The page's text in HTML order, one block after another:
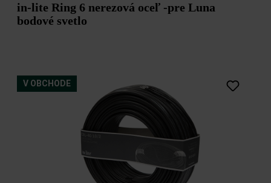
in-lite Ring 6 nerezová oceľ -pre Luna
bodové svetlo
V OBCHODE